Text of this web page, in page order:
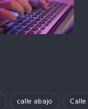
calle abajo